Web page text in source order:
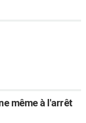
même à l'arrêt